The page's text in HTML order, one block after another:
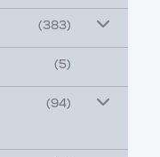
(383)
(5)
(94)